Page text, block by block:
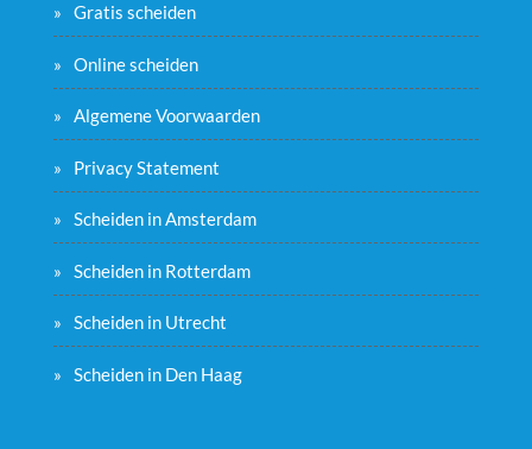
Gratis scheiden
Online scheiden
Algemene Voorwaarden
Privacy Statement
Scheiden in Amsterdam
Scheiden in Rotterdam
Scheiden in Utrecht
Scheiden in Den Haag